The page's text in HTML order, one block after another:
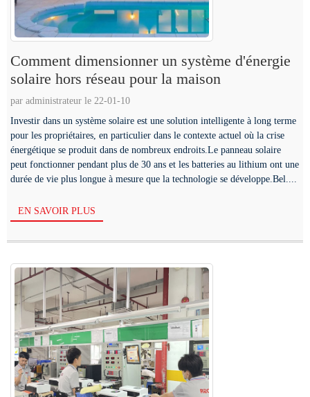
Comment dimensionner un système d'énergie
solaire hors réseau pour la maison
par administrateur le 22-01-10
Investir dans un système solaire est une solution intelligente à long terme
pour les propriétaires, en particulier dans le contexte actuel où la crise
énergétique se produit dans de nombreux endroits.Le panneau solaire
peut fonctionner pendant plus de 30 ans et les batteries au lithium ont une
durée de vie plus longue à mesure que la technologie se développe.Bel....
EN SAVOIR PLUS